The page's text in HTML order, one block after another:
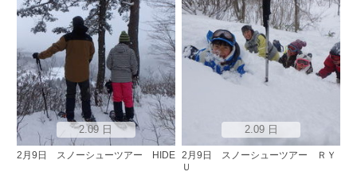
2.09 日
2月9日 スノーシューツアー HIDE
2.09 日
2月9日 スノーシューツアー ＲＹ
Ｕ